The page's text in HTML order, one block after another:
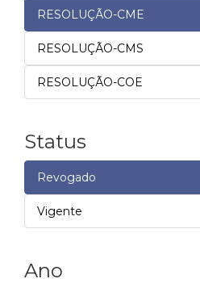
RESOLUÇÃO-CME
RESOLUÇÃO-CMS
RESOLUÇÃO-COE
Status
Revogado
Vigente
Ano